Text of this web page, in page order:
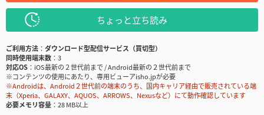
ちょっと立ち読み
ご利用方法
ダウンロード型配信サービス（買切型）
同時使用端末数
3
対応OS
iOS最新の２世代前まで / Android最新の２世代前まで
※コンテンツの使用にあたり、専用ビューアisho.jpが必要
※Androidは、Android２世代前の端末のうち、国内キャリア経由で販売されている端
末（Xperia、GALAXY、AQUOS、ARROWS、Nexusなど）にて動作確認しています
必要メモリ容量
28 MB以上